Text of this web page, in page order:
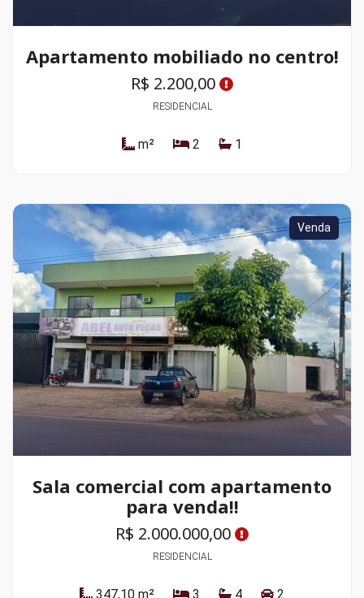
Apartamento mobiliado no centro!
R$ 2.200,00
RESIDENCIAL
m² 2 1
Venda
Sala comercial com apartamento
para venda!!
R$ 2.000.000,00
RESIDENCIAL
347,10 m² 3 4 2